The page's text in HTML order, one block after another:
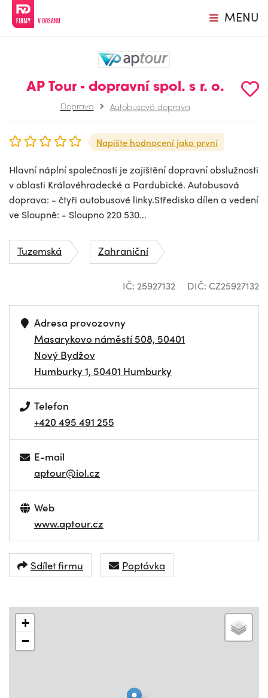
MENU
AP Tour - dopravní spol. s r. o.
Doprava Autobusová doprava
Napište hodnocení jako první
Hlavní náplní společnosti je zajištění dopravní obslužnosti
v oblasti Královéhradecké a Pardubické. Autobusová
doprava: - čtyři autobusové linky.Středisko dílen a vedení
ve Sloupně: - Sloupno 220 530...
Tuzemská Zahraniční
IČ: 25927132 DIČ: CZ25927132
Adresa provozovny
Masarykovo náměstí 508, 50401
Nový Bydžov
Humburky 1, 50401 Humburky
Telefon
+420 495 491 255
E-mail
aptour@iol.cz
Web
www.aptour.cz
Sdílet firmu Poptávka
+
−